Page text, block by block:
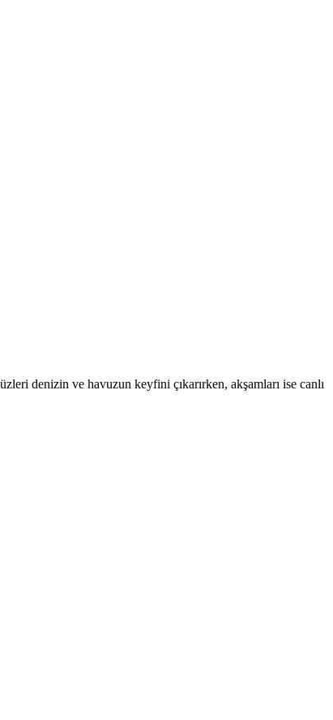
denizin ve havuzun keyfini çıkarırken, akşamları ise canlı